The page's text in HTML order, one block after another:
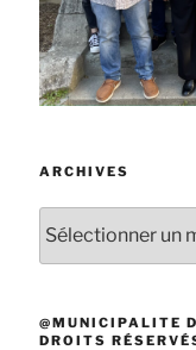
ARCHIVES
@MUNICIPALITE
DROITS